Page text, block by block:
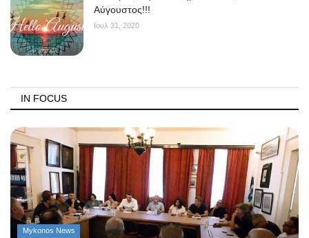
Αύγουστος!!!
Ιουλ 31, 2020
IN FOCUS
Mykonos News